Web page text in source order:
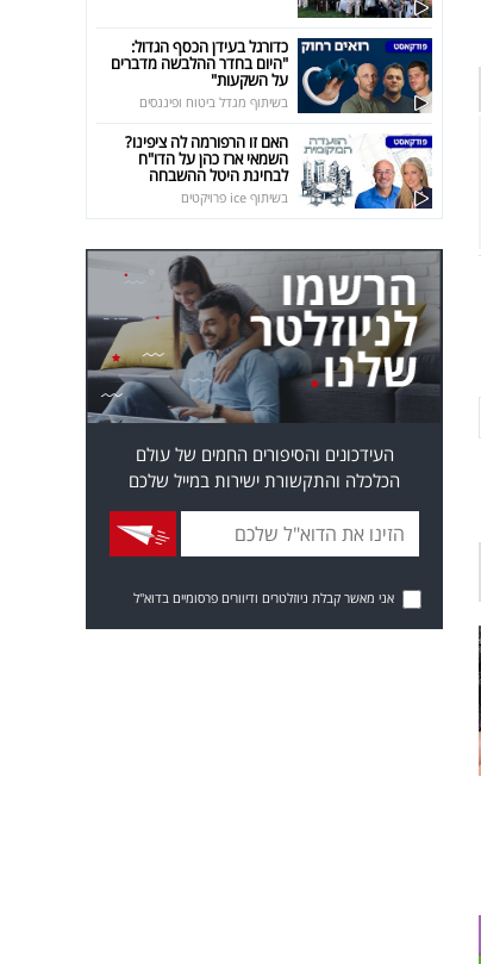
כדורגל בעידן הכסף הגדול:
"היום בחדר ההלבשה מדברים
על השקעות"
בשיתוף מגדל ביטוח ופיננסים
האם זו הרפורמה לה ציפינו?
השמאי ארז כהן על הדו"ח
לבחינת היטל ההשבחה
בשיתוף ice פרויקטים
העידכונים והסיפורים החמים של עולם
הכלכלה והתקשורת ישירות במייל שלכם
אני מאשר קבלת ניוזלטרים ודיוורים פרסומיים בדוא"ל